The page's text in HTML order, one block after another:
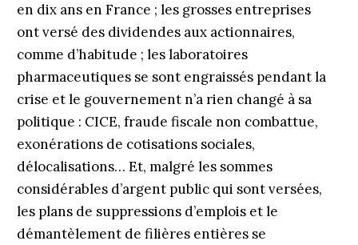
en dix ans en France ; les grosses entreprises
ont versé des dividendes aux actionnaires,
comme d’habitude ; les laboratoires
pharmaceutiques se sont engraissés pendant la
crise et le gouvernement n’a rien changé à sa
politique : CICE, fraude fiscale non combattue,
exonérations de cotisations sociales,
délocalisations… Et, malgré les sommes
considérables d’argent public qui sont versées,
les plans de suppressions d’emplois et le
démantèlement de filières entières se